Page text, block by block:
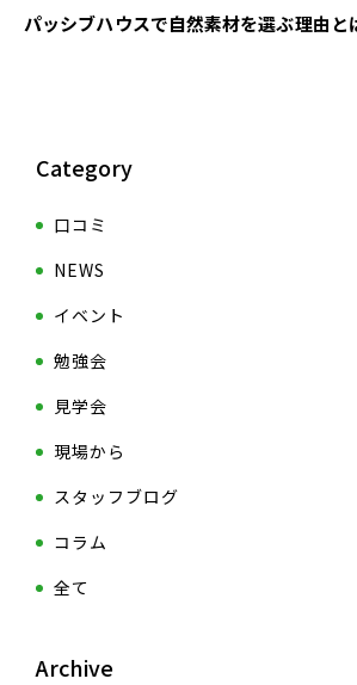
パッシブハウスで自然素材を選ぶ理由と
Category
口コミ
NEWS
イベント
勉強会
見学会
現場から
スタッフブログ
コラム
全て
Archive